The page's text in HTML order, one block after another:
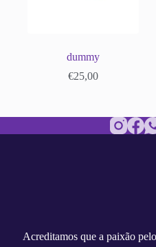
dummy
€25,00
Acreditamos que a paixão